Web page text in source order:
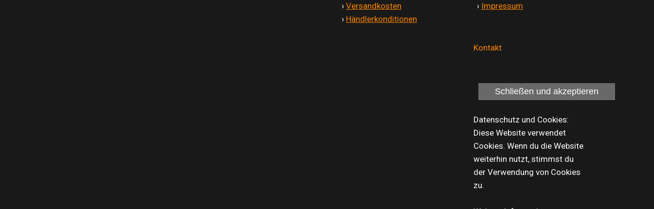
›Versandkosten
› Händlerkonditionen
› Impressum
Kontakt
Datenschutz und Cookies:
Diese Website verwendet
Cookies. Wenn du die Website
weiterhin nutzt, stimmst du
der Verwendung von Cookies
zu.